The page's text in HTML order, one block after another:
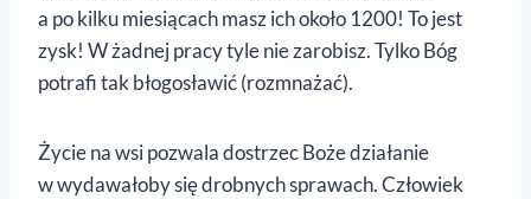
a po kilku miesiącach masz ich około 1200! To jest
zysk! W żadnej pracy tyle nie zarobisz. Tylko Bóg
potrafi tak błogosławić (rozmnażać).
Życie na wsi pozwala dostrzec Boże działanie
w wydawałoby się drobnych sprawach. Człowiek